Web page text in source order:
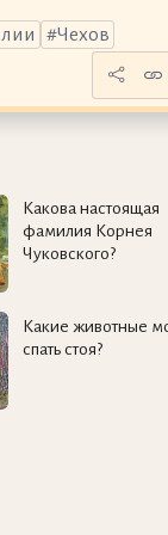
Чехов
Какова настоящая
фамилия Корнея
Чуковского?
Какие животные
спать стоя?